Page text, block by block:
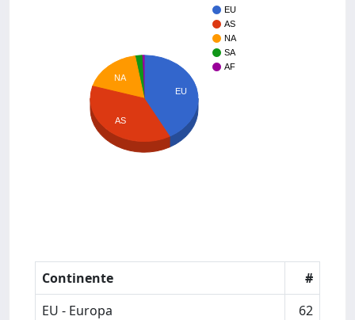
EU
AS
NA
SA
AF
EU
NA
AS
Continente
#
EU - Europa
62